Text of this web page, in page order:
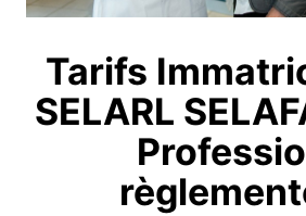
Tarifs
SELARL